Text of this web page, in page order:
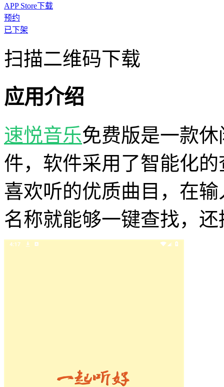
APP Store下载
预约
已下架
扫描二维码下载
应用介绍
速悦音乐免费版是一款
件，软件采用了智能化
喜欢听的优质曲目，在
名称就能够一键查找，